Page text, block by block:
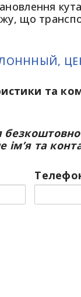
що
та
ім’я та